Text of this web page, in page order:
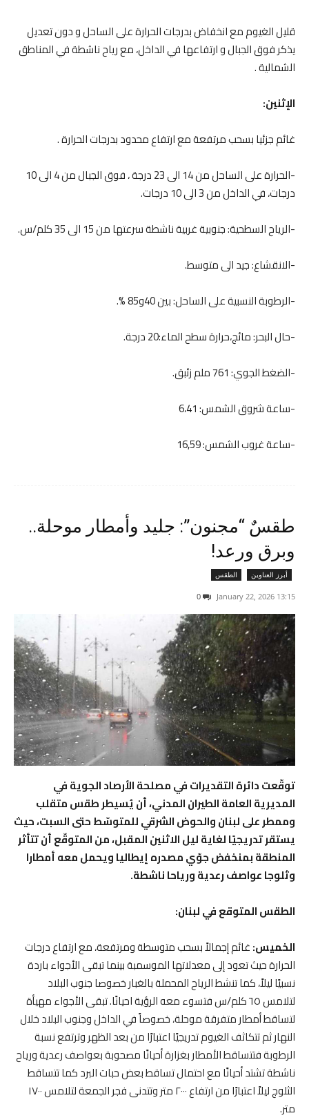
قليل الغيوم مع انخفاض بدرجات الحرارة على الساحل و دون تعديل
يذكر فوق الجبال و ارتفاعها في الداخل، مع رياح ناشطة في المناطق
الشمالية .
الإثنين:
غائم جزئيا بسحب مرتفعة مع ارتفاع محدود بدرجات الحرارة .
-الحرارة على الساحل من 14 الى 23 درجة ، فوق الجبال من 4 الى 10
درجات، في الداخل من 3 الى 10 درجات.
-الرياح السطحية: جنوبية غربية ناشطة سرعتها من 15 الى 35 كلم/س.
-الانقشاع: جيد الى متوسط.
-الرطوبة النسبية على الساحل: بين 40و85 %.
-حال البحر: مائج،حرارة سطح الماء:20 درجة.
-الضغط الجوي: 761 ملم زئبق.
-ساعة شروق الشمس: 6،41
-ساعة غروب الشمس: 16,59
طقسٌ “مجنون”: جليد وأمطار موحلة..
وبرق ورعد!
أبرز العناوين الطقس
13:15 2026 ,January 22
توقّعت دائرة التقديرات في مصلحة الأرصاد الجوية في
المديرية العامة الطيران المدني، أن يُسيطر طقس متقلب
وممطر على لبنان والحوض الشرقي للمتوسّط حتى السبت، حيث
يستقر تدريجيًا لغاية ليل الاثنين المقبل، من المتوقّع أن تتأثر
المنطقة بمنخفض جوّي مصدره إيطاليا ويحمل معه أمطارا
وثلوجا عواصف رعدية ورياحا ناشطة.
الطقس المتوقع في لبنان:
الخميس:غائم إجمالاً بسحب متوسطة ومرتفعة، مع ارتفاع درجات
الحرارة حيث تعود إلى معدلاتها الموسمبة بينما تبقى الأجواء باردة
نسبيًا ليلاً، كما تنشط الرياح المحملة بالغبار خصوصا جنوب البلاد
لتلامس ٦٥ كلم/س فتسوء معه الرؤية احيانًا. تبقى الأجواء مهيأة
لتساقط أمطار متفرقة موحلة، خصوصاً في الداخل وجنوب البلاد خلال
النهار ثم تتكاثف الغيوم تدريجيًا اعتبارًا من بعد الظهر وترتفع نسبة
الرطوبة فتتساقط الأمطار بغزارة أحيانًا مصحوبة بعواصف رعدية ورياح
ناشطة تشتد أحيانًا مع احتمال تساقط بعض حبات البرد كما تتساقط
الثلوج ليلاً اعتبارًا من ارتفاع ٢٠٠٠ متر وتتدنى فجر الجمعة لتلامس ١٧٠٠
متر.